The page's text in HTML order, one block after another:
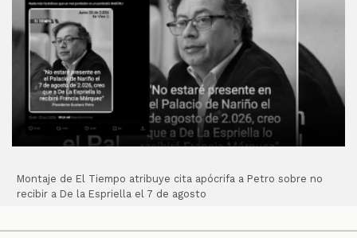
Montaje de El Tiempo atribuye cita apócrifa a Petro sobre no
recibir a De la Espriella el 7 de agosto